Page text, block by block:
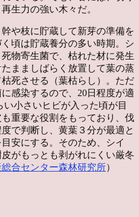
生力の強い木々だ。
や枝に貯蔵して新芽の準備を
頃は貯蔵養分の多い時期。シ
物寄生菌で、枯れた材に発生
まましばらく放置して葉の蒸
死させる（葉枯らし）。ただ
感染するので、20日程度が適
小さいヒビが入った頃が目
重要な役割をもっており、伐
で判断し、黄葉３分が最適と
安にする。そのため、シイ
がもっとも剥がれにくい厳冬
合センター森林研究所）